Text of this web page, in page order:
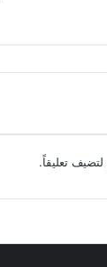
لتضيف تعليقاً.